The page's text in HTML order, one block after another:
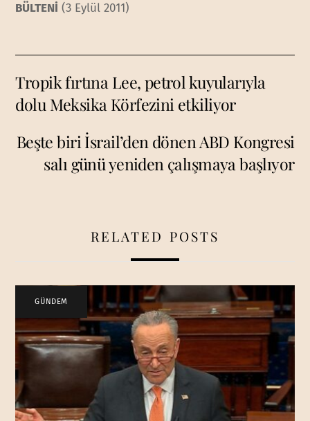
BÜLTENİ (3 Eylül 2011)
Tropik fırtına Lee, petrol kuyularıyla
dolu Meksika Körfezini etkiliyor
Beşte biri İsrail’den dönen ABD Kongresi
salı günü yeniden çalışmaya başlıyor
RELATED POSTS
GÜNDEM